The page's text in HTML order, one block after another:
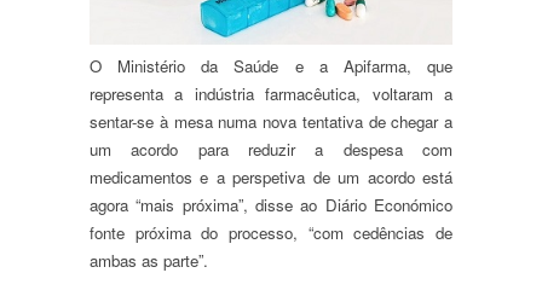
O Ministério da Saúde e a Apifarma, que
representa a indústria farmacêutica, voltaram a
sentar-se à mesa numa nova tentativa de chegar a
um acordo para reduzir a despesa com
medicamentos e a perspetiva de um acordo está
agora “mais próxima”, disse ao Diário Económico
fonte próxima do processo, “com cedências de
ambas as parte”.